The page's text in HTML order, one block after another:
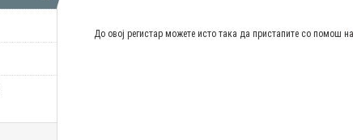
До овој регистар можете исто така да пристапите со помош на